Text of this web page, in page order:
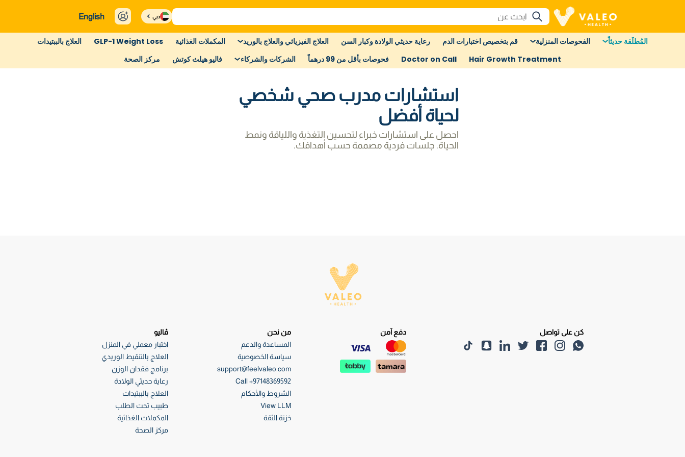
دبي English
المُطلَقة حديثاً الفحوصات المنزلية قم بتخصيص اختبارات الدم رعاية حديثي الولادة وكبار السن العلاج الفيزيائي والعلاج بالوريد المكملات الغذائية GLP-1 Weight Loss
العلاج بالببتيدات
Hair Growth Treatment
Doctor on Call فحوصات بأقل من 99 درهماً الشركات والشركاء فاليو هيلث كوتش مركز الصحة
استشارات مدرب صحي شخصي
لحياة أفضل
احصل على استشارات خبراء لتحسين التغذية واللياقة ونمط
الحياة. جلسات فردية مصممة حسب أهدافك.
ڤاليو
اختبار معملي في المنزل
العلاج بالتنقيط الوريدي
برنامج فقدان الوزن
رعاية حديثي الولادة
العلاج بالببتيدات
طبيب تحت الطلب
المكملات الغذائية
مركز الصحة
من نحن
المساعدة والدعم
سياسة الخصوصية
support@feelvaleo.com
Call +97148369592
الشروط والأحكام
View LLM
خزنة الثقة
دفع آمن كن على تواصل